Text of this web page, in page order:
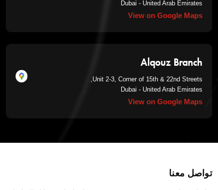
Dubai - United Arab Emirates
View on Google Maps
Alqouz Branch
Unit 2-3, Corner of 15th & 22nd Streets,
Dubai - United Arab Emirates
View on Google Maps
تواصل معنا